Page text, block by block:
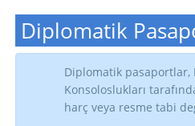
Diplomatik
Diplomatik pasaportlar,
Konsoloslukları
harç veya resme tabi